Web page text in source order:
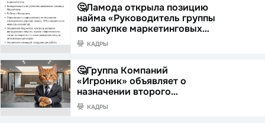
🤔Ламода открыла позицию
найма «Руководитель группы
по закупке маркетинговых…
КАДРЫ
🤔Группа Компаний
«Игроник» объявляет о
назначении второго…
КАДРЫ